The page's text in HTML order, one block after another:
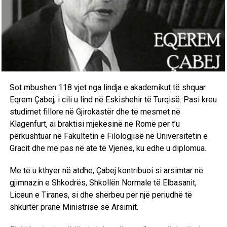
Sot mbushen 118 vjet nga lindja e akademikut të shquar
Eqrem Çabej, i cili u lind në Eskishehir të Turqisë. Pasi kreu
studimet fillore në Gjirokastër dhe të mesmet në
Klagenfurt, ai braktisi mjekësinë në Romë për t’u
përkushtuar në Fakultetin e Filologjisë në Universitetin e
Gracit dhe më pas në atë të Vjenës, ku edhe u diplomua.
Me të u kthyer në atdhe, Çabej kontribuoi si arsimtar në
gjimnazin e Shkodrës, Shkollën Normale të Elbasanit,
Liceun e Tiranës, si dhe shërbeu për një periudhë të
shkurtër pranë Ministrisë së Arsimit.